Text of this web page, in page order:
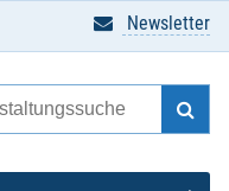
Newsletter